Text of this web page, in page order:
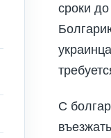
сроки
С